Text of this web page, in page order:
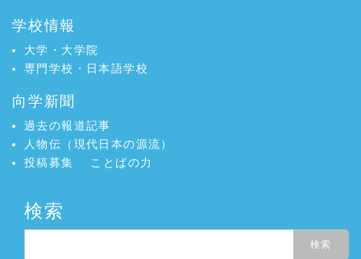
学校情報
大学・大学院
専門学校・日本語学校
向学新聞
過去の報道記事
人物伝（現代日本の源流）
投稿募集
ことばの力
検索